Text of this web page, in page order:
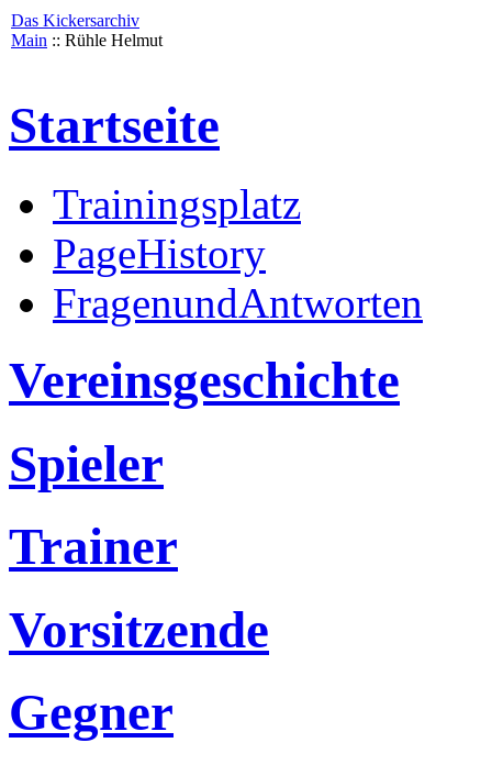
Das Kickersarchiv
Main :: Rühle Helmut
Startseite
Trainingsplatz
PageHistory
FragenundAntworten
Vereinsgeschichte
Spieler
Trainer
Vorsitzende
Gegner